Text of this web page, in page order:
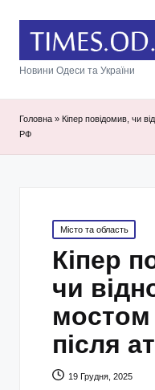
Новини Одеси та України
Головна » Кіпер повідомив, чи
РФ
Posted
in
Місто та область
Кіпер
чи
мостом
після
19 Грудня, 2025